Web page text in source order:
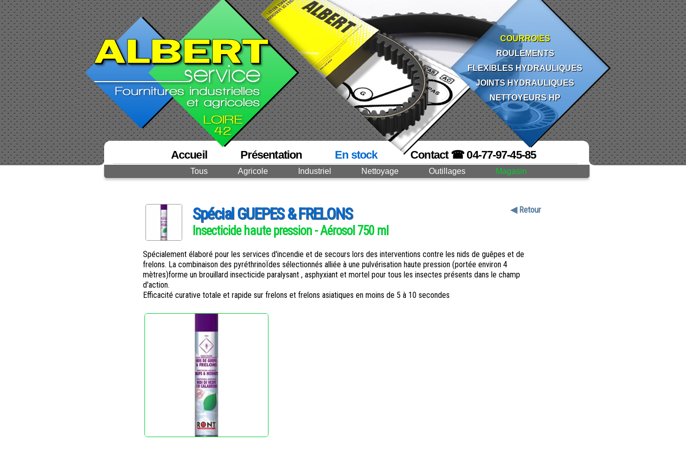
Accueil Présentation En stock
Tous Agricole Industriel Nettoyage Outillages Magasin
Contact ☎ 04-77-97-45-85
◀ Retour
Spécial GUEPES & FRELONS
Insecticide haute pression - Aérosol 750 ml
Spécialement élaboré pour les services d'incendie et de secours lors des interventions contre les nids de guêpes et de
frelons. La combinaison des pyréthrinoÏdes sélectionnés alliée à une pulvérisation haute pression (portée environ 4
mètres)forme un brouillard insecticide paralysant , asphyxiant et mortel pour tous les insectes présents dans le champ
d'action.
Efficacité curative totale et rapide sur frelons et frelons asiatiques en moins de 5 à 10 secondes
COURROIES
ROULEMENTS
FLEXIBLES HYDRAULIQUES
JOINTS HYDRAULIQUES
NETTOYEURS HP